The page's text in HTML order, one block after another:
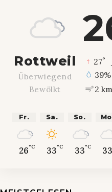
Rottweil
Überwiegend
Bewölkt
27°
39%
2
Fr.
26°C
Sa.
33°C
So.
33°C 33